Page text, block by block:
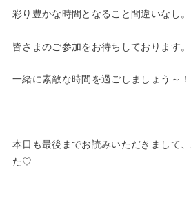
彩り豊かな時間となること間違いなし。
皆さまのご参加をお待ちしております。
一緒に素敵な時間を過ごしましょう～！
本日も最後までお読みいただきまして
た♡